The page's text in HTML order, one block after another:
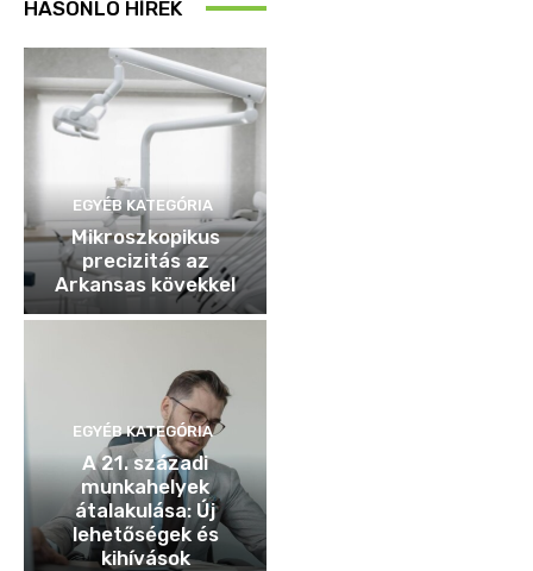
HASONLÓ HÍREK
EGYÉB KATEGÓRIA
Mikroszkopikus
precizitás az
Arkansas kövekkel
EGYÉB KATEGÓRIA
A 21. századi
munkahelyek
átalakulása: Új
lehetőségek és
kihívások